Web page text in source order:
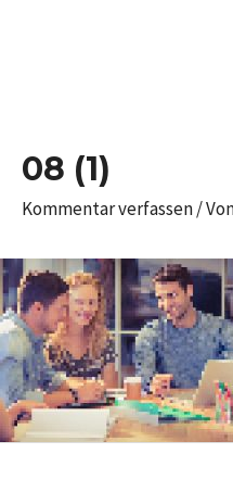
08 (1)
Kommentar verfassen/